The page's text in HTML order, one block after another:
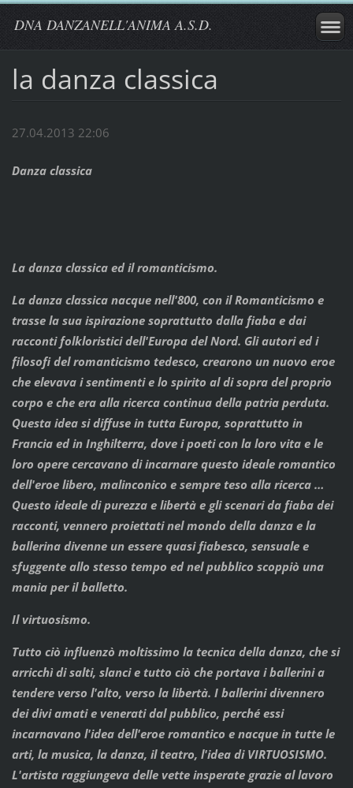
DNA DANZANELL'ANIMA A.S.D.
la danza classica
27.04.2013 22:06
Danza classica
La danza classica ed il romanticismo.
La danza classica nacque nell'800, con il Romanticismo e
trasse la sua ispirazione soprattutto dalla fiaba e dai
racconti folkloristici dell'Europa del Nord. Gli autori ed i
filosofi del romanticismo tedesco, crearono un nuovo eroe
che elevava i sentimenti e lo spirito al di sopra del proprio
corpo e che era alla ricerca continua della patria perduta.
Questa idea si diffuse in tutta Europa, soprattutto in
Francia ed in Inghilterra, dove i poeti con la loro vita e le
loro opere cercavano di incarnare questo ideale romantico
dell'eroe libero, malinconico e sempre teso alla ricerca …
Questo ideale di purezza e libertà e gli scenari da fiaba dei
racconti, vennero proiettati nel mondo della danza e la
ballerina divenne un essere quasi fiabesco, sensuale e
sfuggente allo stesso tempo ed nel pubblico scoppiò una
mania per il balletto.
Il virtuosismo.
Tutto ciò influenzò moltissimo la tecnica della danza, che si
arricchì di salti, slanci e tutto ciò che portava i ballerini a
tendere verso l'alto, verso la libertà. I ballerini divennero
dei divi amati e venerati dal pubblico, perché essi
incarnavano l'idea dell'eroe romantico e nacque in tutte le
arti, la musica, la danza, il teatro, l'idea di VIRTUOSISMO.
L'artista raggiungeva delle vette insperate grazie al lavoro